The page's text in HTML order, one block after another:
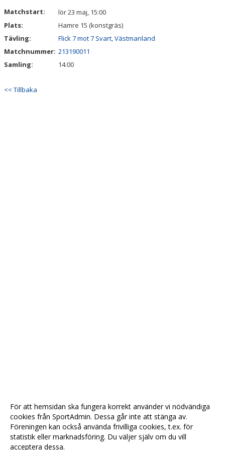
KONTAKT
Matchstart:
lör 23 maj, 15:00
Plats:
Hamre 15 (konstgräs)
Tävling:
Flick 7 mot 7 Svart, Västmanland
Matchnummer: 213190011
Samling:
14:00
<< Tillbaka
För att hemsidan ska fungera korrekt använder vi nödvändiga
cookies från SportAdmin. Dessa går inte att stänga av.
Föreningen kan också använda frivilliga cookies, t.ex. för
statistik eller marknadsföring. Du väljer själv om du vill
acceptera dessa.